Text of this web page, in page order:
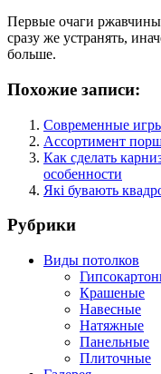
Первые очаги ржавчины
сразу же устранять,
больше.
Похожие записи:
Современные
Ассортимент
Как сделать
особенности
Які бувають
Рубрики
Виды потолков
Крашеные
Навесные
Натяжные
Панельные
Плиточные